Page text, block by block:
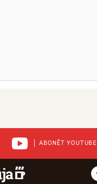
ABONĒT YOUTUBE